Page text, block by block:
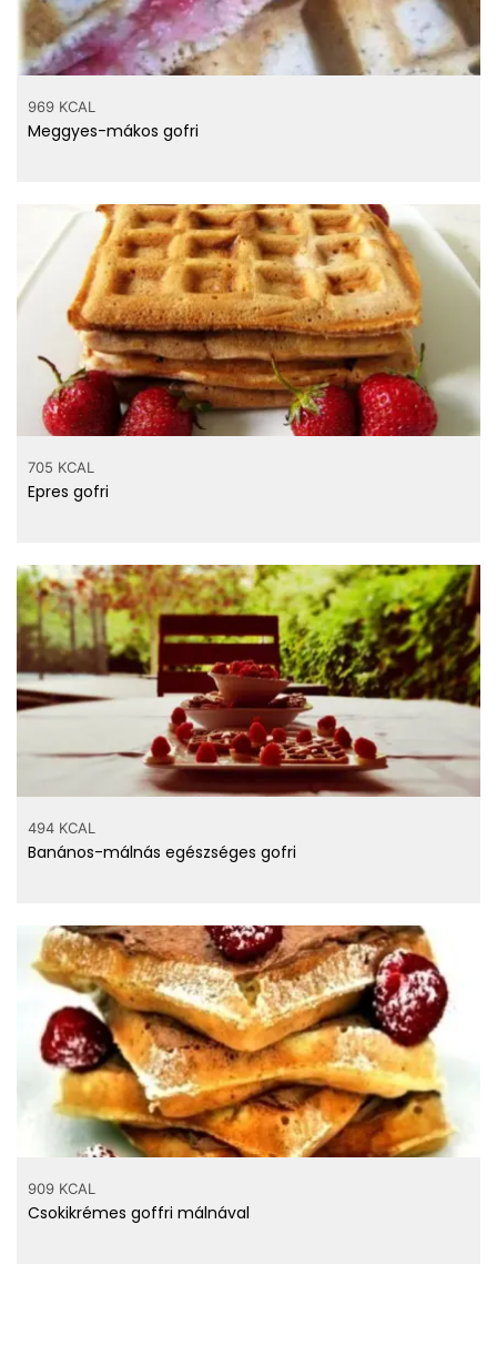
969 KCAL
Meggyes-mákos gofri
705 KCAL
Epres gofri
494 KCAL
Banános-málnás egészséges gofri
909 KCAL
Csokikrémes goffri málnával